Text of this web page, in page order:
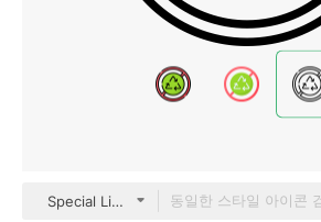
Special Lineal